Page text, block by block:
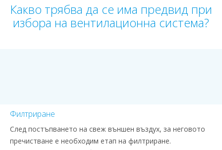
Какво трябва да се има предвид при
избора на вентилационна система?
Филтриране
След постъпването на свеж външен въздух, за неговото
пречистване е необходим етап на филтриране.